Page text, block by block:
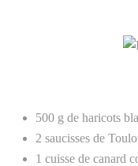
500 g de haricots
2 saucisses de
1 cuisse de canard